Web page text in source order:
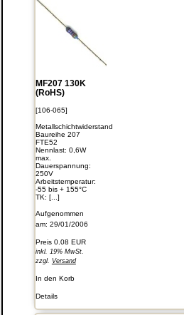
MF207 130K
(RoHS)
[106-065]
Metallschichtwiderstand
Baureihe 207
FTE52
Nennlast: 0,6W
max.
Dauerspannung:
250V
Arbeitstemperatur:
-55 bis + 155°C
TK: [...]
Aufgenommen
am: 29/01/2006
Preis 0.08 EUR
inkl. 19% MwSt.
zzgl. Versand
In den Korb
Details